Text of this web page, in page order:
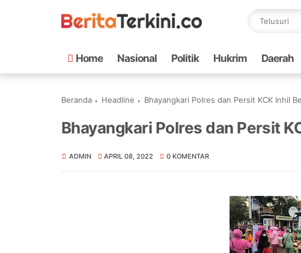
Home Nasional Politik Hukrim Daerah
Beranda Headline Bhayangkari Polres dan Persit KCK Inhil
Bhayangkari Polres dan Persit
ADMIN APRIL 08, 2022 0 KOMENTAR